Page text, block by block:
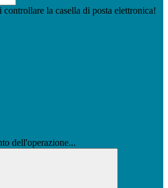
la casella di posta elettronica!
dell'operazione...